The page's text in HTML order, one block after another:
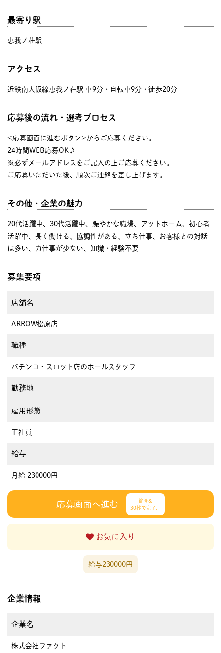
最寄り駅
恵我ノ荘駅
アクセス
近鉄南大阪線恵我ノ荘駅 車9分・自転車9分・徒歩20分
応募後の流れ・選考プロセス
<応募画面に進むボタン>からご応募ください。
24時間WEB応募OK♪
※必ずメールアドレスをご記入の上ご応募ください。
ご応募いただいた後、順次ご連絡を差し上げます。
その他・企業の魅力
20代活躍中、30代活躍中、賑やかな職場、アットホーム、初心者
活躍中、長く働ける、協調性がある、立ち仕事、お客様との対話
は多い、力仕事が少ない、知識・経験不要
募集要項
店舗名
ARROW松原店
職種
パチンコ・スロット店のホールスタッフ
勤務地
雇用形態
正社員
給与
月給 230000円
応募画面へ進む
簡単&
30秒で完了♩
お気に入り
給与230000円
企業情報
企業名
株式会社ファクト